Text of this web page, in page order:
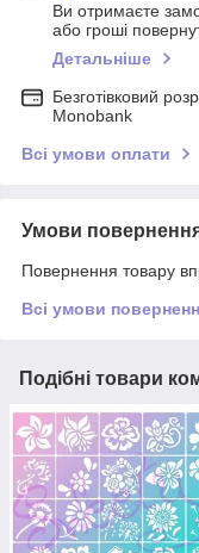
Ви отримаєте
або гроші
Детальніше
Безготівковий
Monobank
Всі умови оплати
Умови
Повернення товару
Всі умови
Подібні товари